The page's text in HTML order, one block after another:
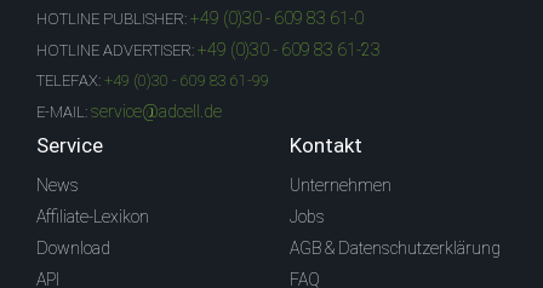
HOTLINE PUBLISHER: +49 (0)30 - 609 83 61-0
HOTLINE ADVERTISER: +49 (0)30 - 609 83 61-23
TELEFAX: +49 (0)30 - 609 83 61-99
E-MAIL: service@adcell.de
Service
News
Affiliate-Lexikon
Download
API
Kontakt
Unternehmen
Jobs
AGB & Datenschutzerklärung
FAQ